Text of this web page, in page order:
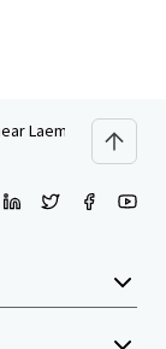
Laem Chabang